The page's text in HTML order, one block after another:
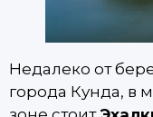
Недалеко от
города Кунда, в